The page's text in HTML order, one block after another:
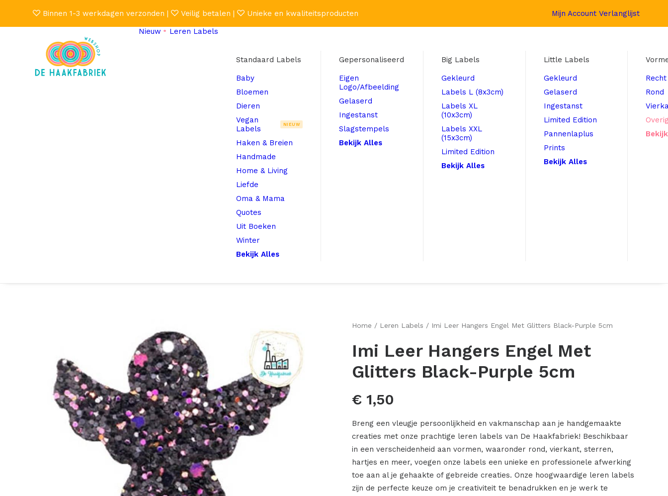
Binnen 1-3 werkdagen verzonden | Veilig betalen | Unieke en kwaliteitsproducten Mijn Account Verlanglijst
Nieuw
Leren Labels
Standaard Labels
Baby
Bloemen
Dieren
Vegan
Labels
NIEUW
Haken & Breien
Handmade
Home & Living
Liefde
Oma & Mama
Quotes
Uit Boeken
Winter
Bekijk Alles
Gepersonaliseerd
Eigen
Logo/Afbeelding
Gelaserd
Ingestanst
Slagstempels
Bekijk Alles
Big Labels
Gekleurd
Labels L (8x3cm)
Labels XL
(10x3cm)
Labels XXL
(15x3cm)
Limited Edition
Bekijk Alles
Little Labels
Gekleurd
Gelaserd
Ingestanst
Limited Edition
Pannenlaplus
Prints
Bekijk Alles
Recht
Rond
Home Leren Labels Imi Leer Hangers Engel Met Glitters Black-Purple 5cm
Imi Leer Hangers Engel Met
Glitters Black-Purple 5cm
€ 1,50
Breng een vleugje persoonlijkheid en vakmanschap aan je handgemaakte
creaties met onze prachtige leren labels van De Haakfabriek! Beschikbaar
in een verscheidenheid aan vormen, waaronder rond, vierkant, sterren,
hartjes en meer, voegen onze labels een unieke en professionele afwerking
toe aan al je gehaakte of gebreide creaties. Onze hoogwaardige leren labels
zijn de perfecte keuze om je creativiteit te benadrukken en je werk te